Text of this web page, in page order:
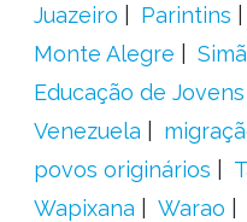
Juazeiro
Parintins
Monte Alegre
Educação de
Venezuela
povos originários
Wapixana
Warao